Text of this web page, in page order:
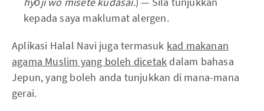
kepada saya maklumat alergen.
Aplikasi Halal Navi juga termasuk kad makanan
agama Muslim yang boleh dicetakdalam bahasa
Jepun, yang boleh anda tunjukkan di mana-mana
gerai.